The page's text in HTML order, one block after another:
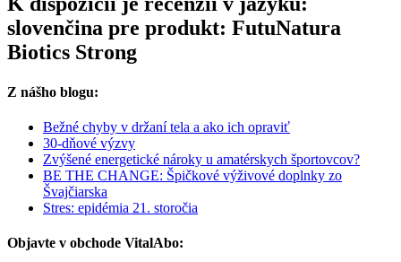
slovenčina pre produkt: FutuNatura
Biotics Strong
Z nášho blogu:
Bežné chyby v držaní tela a ako ich opraviť
30-dňové výzvy
Zvýšené energetické nároky u amatérskych športovcov?
BE THE CHANGE: Špičkové výživové doplnky zo
Švajčiarska
Stres: epidémia 21. storočia
Objavte v obchode VitalAbo: